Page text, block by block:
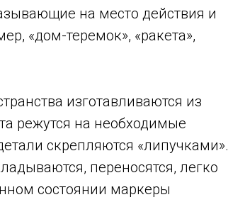
на место действия и
«дом-теремок», «ракета»,
изготавливаются из
режутся на необходимые
скрепляются «липучками».
переносятся, легко
состоянии маркеры